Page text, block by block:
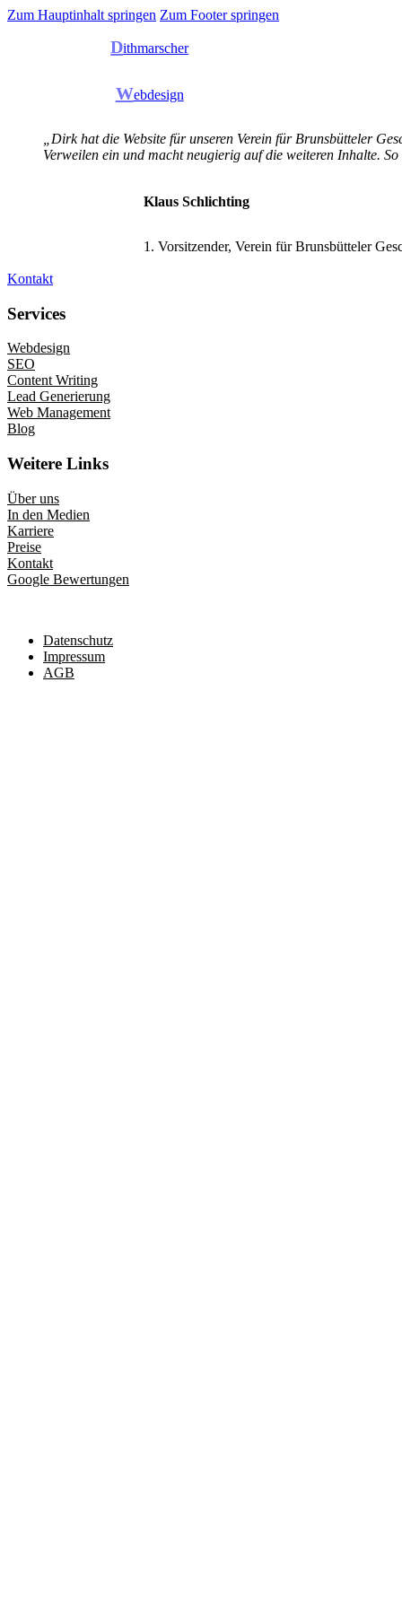
Zum Hauptinhalt springen Zum Footer springen
Dithmarscher
Webdesign
„Dirk hat die Website für unseren Verein für Brunsbütteler
Verweilen ein und macht neugierig auf die weiteren Inhalte.
Klaus Schlichting
1. Vorsitzender, Verein für Brunsbütteler
Kontakt
Services
Webdesign
SEO
Content Writing
Lead Generierung
Web Management
Blog
Weitere Links
Über uns
In den Medien
Karriere
Preise
Kontakt
Google Bewertungen
Datenschutz
Impressum
AGB